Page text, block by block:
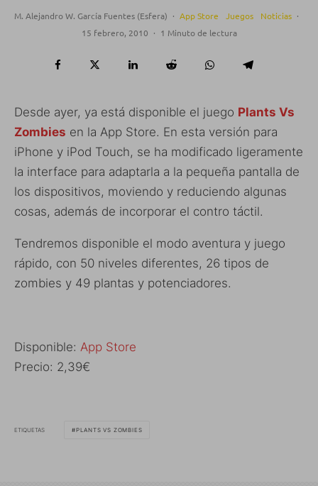
M. Alejandro W. García Fuentes (Esfera) · App Store Juegos Noticias ·
15 febrero, 2010 · 1 Minuto de lectura
Desde ayer, ya está disponible el juego Plants Vs
Zombies en la App Store. En esta versión para
iPhone y iPod Touch, se ha modificado ligeramente
la interface para adaptarla a la pequeña pantalla de
los dispositivos, moviendo y reduciendo algunas
cosas, además de incorporar el contro táctil.
Tendremos disponible el modo aventura y juego
rápido, con 50 niveles diferentes, 26 tipos de
zombies y 49 plantas y potenciadores.
Disponible: App Store
Precio: 2,39€
ETIQUETAS PLANTS VS ZOMBIES